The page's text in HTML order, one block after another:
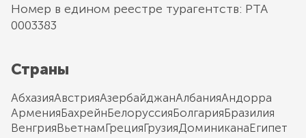
Номер в едином реестре турагентств: РТА
0003383
Страны
АбхазияАвстрияАзербайджанАлбанияАндорра
АрменияБахрейнБелоруссияБолгарияБразилия
ВенгрияВьетнамГрецияГрузияДоминиканаЕгипет